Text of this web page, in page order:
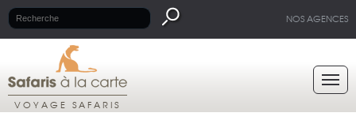
NOS AGENCES
VOYAGE SAFARIS